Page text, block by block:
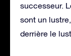
successeur.
sont un
derrière le